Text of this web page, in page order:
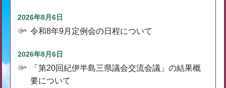
2026年8月6日
令和8年9月定例会の日程について
2026年8月6日
「第20回紀伊半島三県議会交流会議」の結果概
要について